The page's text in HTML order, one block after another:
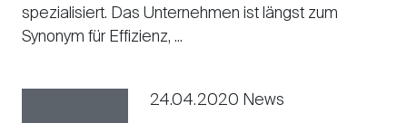
spezialisiert. Das Unternehmen ist längst zum
Synonym für Effizienz, ...
24.04.2020 News